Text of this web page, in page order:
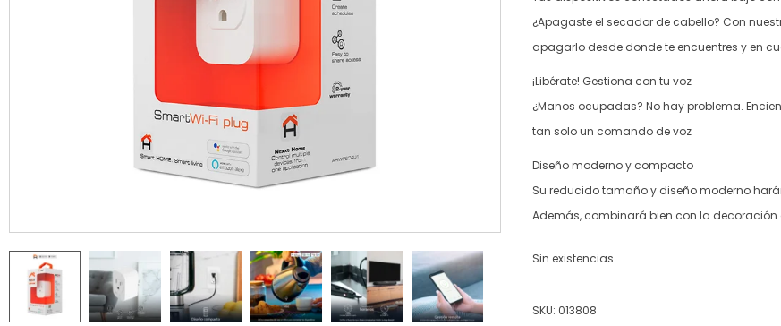
¿Apagaste el secador de cabello? Con
apagarlo desde donde te encuentres y en
¡Libérate! Gestiona con tu voz
¿Manos ocupadas? No hay problema.
tan solo un comando de voz
Diseño moderno y compacto
Su reducido tamaño y diseño moderno
Además, combinará bien con la decoración
Sin existencias
SKU: 013808